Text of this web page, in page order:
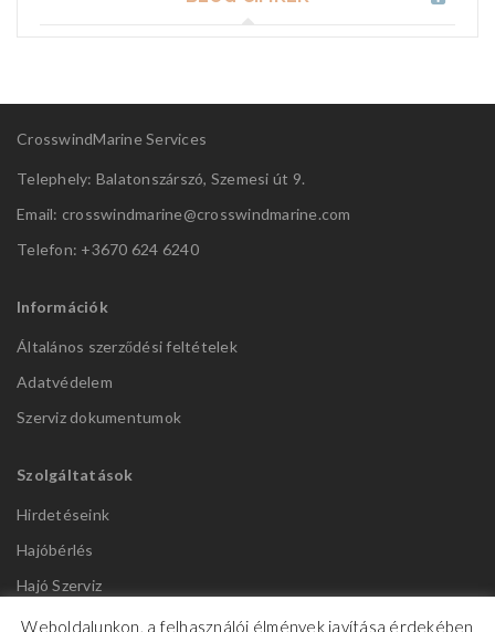
CrosswindMarine Services
Telephely: Balatonszárszó, Szemesi út 9.
Email: crosswindmarine@crosswindmarine.com
Telefon: +3670 624 6240
Információk
Általános szerződési feltételek
Adatvédelem
Szerviz dokumentumok
Szolgáltatások
Hirdetéseink
Hajóbérlés
Hajó Szerviz
Weboldalunkon, a felhasználói élmények javítása érdekében